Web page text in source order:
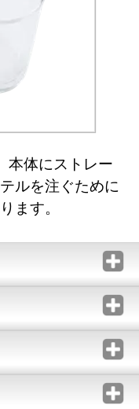
本体にストレー
ルを注ぐために
ます。